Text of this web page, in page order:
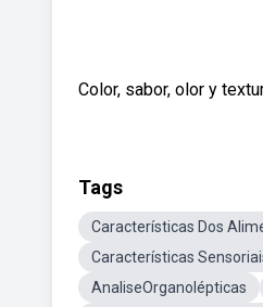
Color, sabor, olor y
Tags
Características Dos
Características
AnaliseOrganolépticas